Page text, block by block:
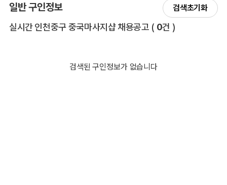
일반 구인정보 검색초기화
실시간 인천중구 중국마사지샵 채용공고 전체 목록
( 0건 )
검색된 구인정보가 없습니다